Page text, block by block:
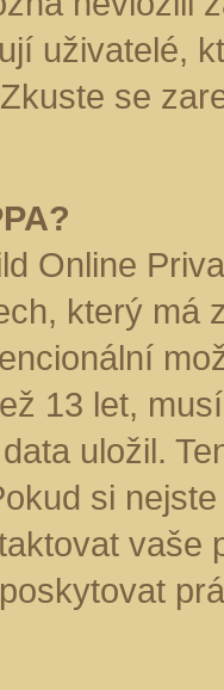
uživatelé,
se
Online
který má
13 let,
uložil.
si
vaše